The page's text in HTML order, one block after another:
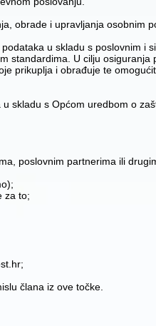
obrade i upravljanja osobnim
u skladu s poslovnim i
standardima. U cilju
prikuplja i obrađuje te
skladu s Općom uredbom o
poslovnim partnerima ili
za to;
;
člana iz ove točke.